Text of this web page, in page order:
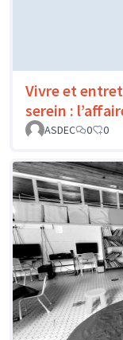
Vivre et
serein :
ASDEC
0 0